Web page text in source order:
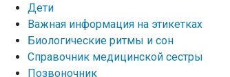
Дети
Важная информация на этикетках
Биологические ритмы и сон
Справочник медицинской сестры
Позвоночник